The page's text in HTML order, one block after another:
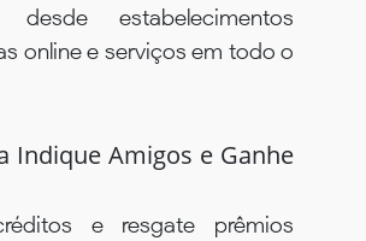
desde estabelecimentos
online e serviços em todo o
Indique Amigos e Ganhe
e resgate prêmios